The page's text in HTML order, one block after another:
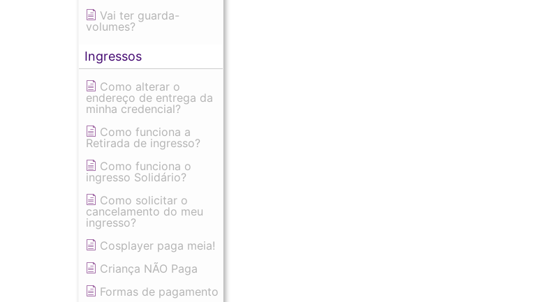
Vai ter guarda-
volumes?
Ingressos
Como alterar o
endereço de entrega da
minha credencial?
Como funciona a
Retirada de ingresso?
Como funciona o
ingresso Solidário?
Como solicitar o
cancelamento do meu
ingresso?
Cosplayer paga meia!
Criança NÃO Paga
Formas de pagamento